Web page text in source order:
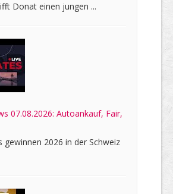
Donat einen jungen ...
07.08.2026: Autoankauf, Fair,
gewinnen 2026 in der Schweiz